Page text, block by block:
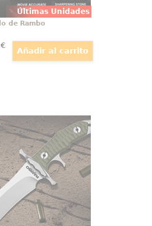
Últimas Unidades
de Rambo
Rambo Last
Blood
del cuchillo de
basado en la
Last Blood. El
una hoja de acero
templado 7Cr17,